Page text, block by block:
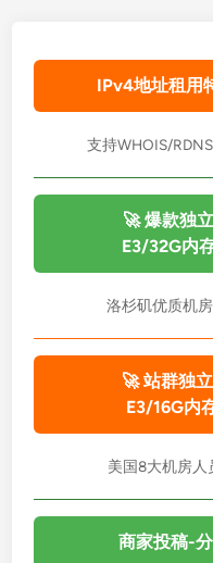
IPv4地址租用
支持WHOIS/
🚀 爆款独
E3/32G内
洛杉矶优质机房
🚀 站群独
E3/16G内
美国8大机房人
商家投稿-